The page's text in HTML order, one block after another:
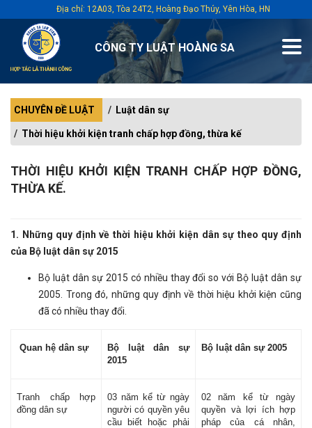
CÔNG TY LUẬT HOÀNG SA
Địa chỉ: 12A03, Tòa 24T2, Hoàng Đạo Thúy, Yên Hòa, HN
CHUYÊN ĐỀ LUẬT Luật dân sự
Thời hiệu khởi kiện tranh chấp hợp đồng, thừa kế
THỜI HIỆU KHỞI KIỆN TRANH CHẤP HỢP ĐỒNG,
THỪA KẾ.
1. Những quy định về thời hiệu khởi kiện dân sự theo quy định
của Bộ luật dân sự 2015
Bộ luật dân sự 2015 có nhiều thay đổi so với Bộ luật dân sự
2005. Trong đó, những quy định về thời hiệu khởi kiện cũng
đã có nhiều thay đổi.
Quan hệ dân sự
Bộ luật dân sự
2015
Bộ luật dân sự 2005
Tranh chấp hợp
đồng dân sự
03 năm kể từ ngày
người có quyền yêu
cầu biết hoặc phải
02 năm kể từ ngày
quyền và lợi ích hợp
pháp của cá nhân,